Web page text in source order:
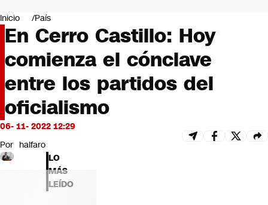
Negocios
Deportes
Programas completos
Cultura
Servicios
Bits
CNN tiempo
Futuro 360
Inicio País
En Cerro Castillo: Hoy
comienza el cónclave
entre los partidos del
oficialismo
06- 11- 2022 12:29
Por halfaro
LO
MÁS
LEÍDO